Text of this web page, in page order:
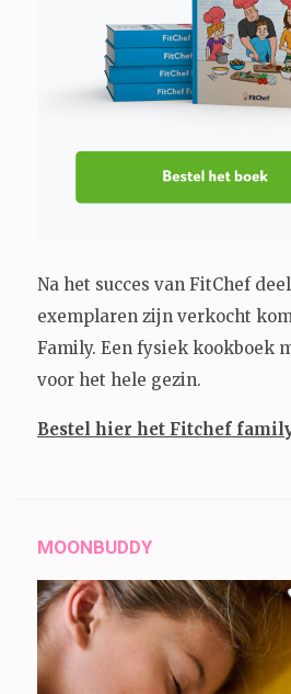
Na het succes van FitChef deel
exemplaren zijn verkocht
Family. Een fysiek kookboek
voor het hele gezin.
Bestel hier het Fitchef
MOONBUDDY